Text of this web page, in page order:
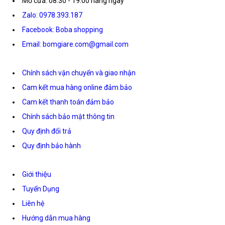
Zalo: 0978.393.187
Facebook: Boba shopping
Email: bomgiare.com@gmail.com
Chính sách vận chuyển và giao nhận
Cam kết mua hàng online đảm bảo
Cam kết thanh toán đảm bảo
Chính sách bảo mật thông tin
Quy định đổi trả
Quy định bảo hành
Giới thiệu
Tuyển Dụng
Liên hệ
Hướng dẫn mua hàng